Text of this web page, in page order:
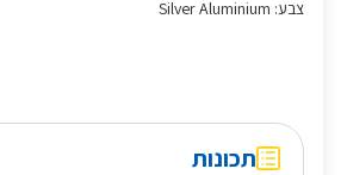
צבע: Silver Aluminium
תכונות